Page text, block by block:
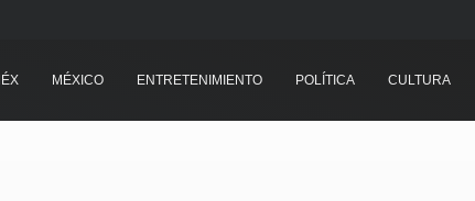
MÉXICO ENTRETENIMIENTO POLÍTICA CULTURA